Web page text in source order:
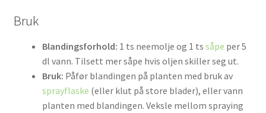
Bruk
Blandingsforhold: 1 ts neemolje og 1 ts såpe per 5
dl vann. Tilsett mer såpe hvis oljen skiller seg ut.
Bruk: Påfør blandingen på planten med bruk av
sprayflaske (eller klut på store blader), eller vann
planten med blandingen. Veksle mellom spraying